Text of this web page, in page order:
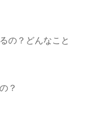
の？どんなこと
？